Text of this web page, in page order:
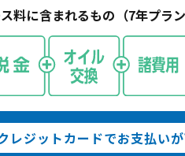
ス料に含まれるもの（7年プラ
レジットカードでお支払い